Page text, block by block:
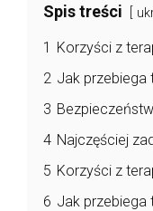
Spis treści
1 Korzyści z
2 Jak przebiega
3
4 Najczęściej
5 Korzyści z
6 Jak przebiega